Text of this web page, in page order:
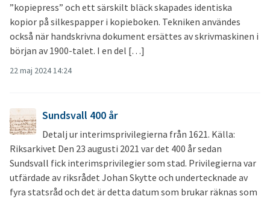
”kopiepress” och ett särskilt bläck skapades identiska
kopior på silkespapper i kopieboken. Tekniken användes
också när handskrivna dokument ersättes av skrivmaskinen i
början av 1900-talet. I en del […]
22 maj 2024 14:24
Sundsvall 400 år
Detalj ur interimsprivilegierna från 1621. Källa:
Riksarkivet Den 23 augusti 2021 var det 400 år sedan
Sundsvall fick interimsprivilegier som stad. Privilegierna var
utfärdade av riksrådet Johan Skytte och undertecknade av
fyra statsråd och det är detta datum som brukar räknas som